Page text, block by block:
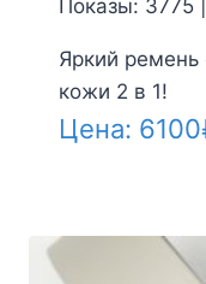
Показы: 3775
Яркий ремень
кожи 2 в 1!
Цена: 6100